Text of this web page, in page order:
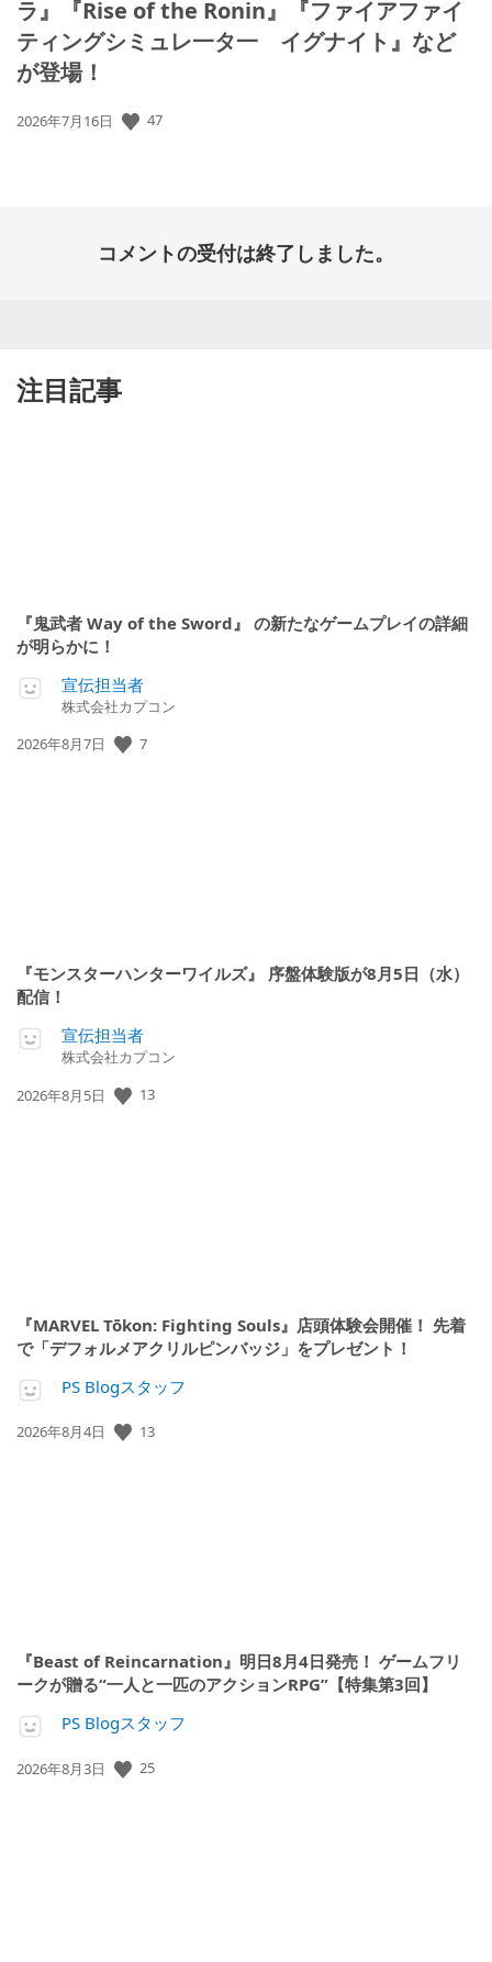
ラ』『Rise of the Ronin』『ファイアファイ
ティングシミュレ一タ一 イグナイト』など
が登場！
公
2026年7月16日 47
コメントの受付は終了しました。
注目記事
『鬼武者 Way of the Sword』 の新たなゲームプレイの詳細
が明らかに！
宣伝担当者
株式会社カプコン
公
2026年8月7日 7
『モンスターハンターワイルズ』 序盤体験版が8月5日（水）
配信！
宣伝担当者
株式会社カプコン
公
2026年8月5日 13
『MARVEL Tōkon: Fighting Souls』店頭体験会開催！ 先着
で「デフォルメアクリルピンバッジ」をプレゼント！
PS Blogスタッフ
公
2026年8月4日 13
『Beast of Reincarnation』明日8月4日発売！ ゲームフリ
ークが贈る“一人と一匹のアクションRPG”【特集第3回】
PS Blogスタッフ
公
2026年8月3日 25